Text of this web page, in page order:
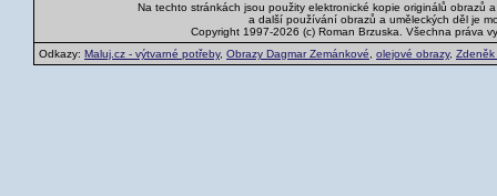
Na techto stránkách jsou použity elektronické kopie originálů obrazů
a další používání obrazů a uměleckých děl je
Copyright 1997-2026 (c) Roman Brzuska. Všechna práva
Odkazy: Maluj.cz - výtvarné potřeby, Obrazy Dagmar Zemánkové olejové obrazy, Zdeněk